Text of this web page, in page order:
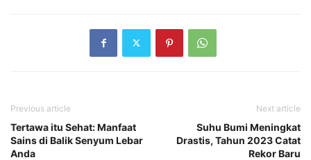
Previous article
Tertawa itu Sehat: Manfaat
Sains di Balik Senyum Lebar
Anda
Next article
Suhu Bumi Meningkat
Drastis, Tahun 2023 Catat
Rekor Baru